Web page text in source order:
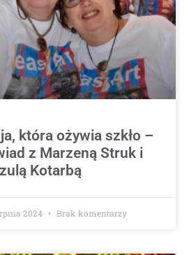
która ożywia szkło –
z Marzeną Struk i
Kotarbą
2024 Brak komentarzy